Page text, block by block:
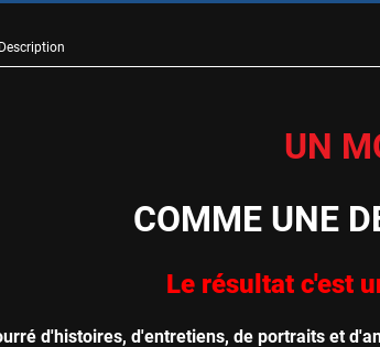
UN
COMME UNE
Le résultat c'est
d'histoires, d'entretiens, de portraits et